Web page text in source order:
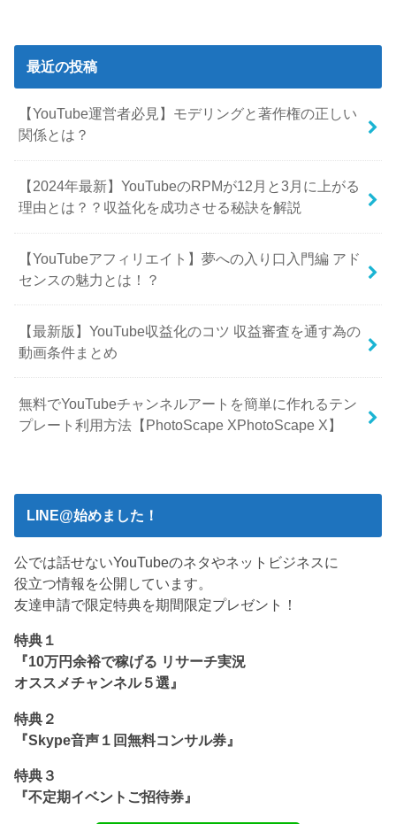
最近の投稿
【YouTube運営者必見】モデリングと著作権の正しい
関係とは？
【2024年最新】YouTubeのRPMが12月と3月に上がる
理由とは？？収益化を成功させる秘訣を解説
【YouTubeアフィリエイト】夢への入り口入門編 アド
センスの魅力とは！？
【最新版】YouTube収益化のコツ 収益審査を通す為の
動画条件まとめ
無料でYouTubeチャンネルアートを簡単に作れるテン
プレート利用方法【PhotoScape XPhotoScape X】
LINE@始めました！
公では話せないYouTubeのネタやネットビジネスに
役立つ情報を公開しています。
友達申請で限定特典を期間限定プレゼント！
特典１
『10万円余裕で稼げる リサーチ実況
オススメチャンネル５選』
特典２
『Skype音声１回無料コンサル券』
特典３
『不定期イベントご招待券』